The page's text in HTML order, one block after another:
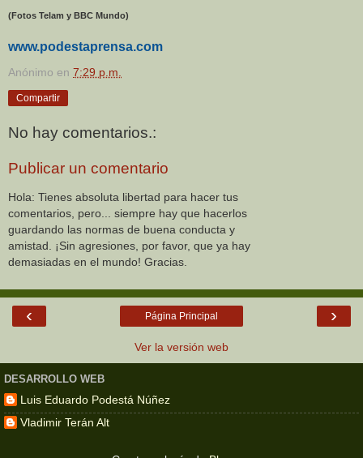
(Fotos Telam y BBC Mundo)
www.podestaprensa.com
Anónimo en 7:29 p.m.
Compartir
No hay comentarios.:
Publicar un comentario
Hola: Tienes absoluta libertad para hacer tus
comentarios, pero... siempre hay que hacerlos
guardando las normas de buena conducta y
amistad. ¡Sin agresiones, por favor, que ya hay
demasiadas en el mundo! Gracias.
‹ ›
Página Principal
Ver la versión web
DESARROLLO WEB
Luis Eduardo Podestá Núñez
Vladimir Terán Alt